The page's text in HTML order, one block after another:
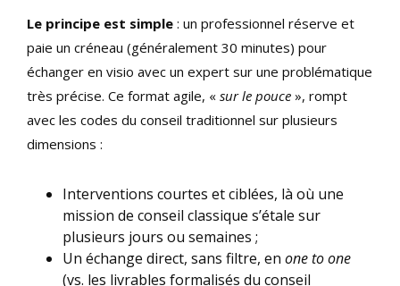
Le principe est simple : un professionnel réserve et
paie un créneau (généralement 30 minutes) pour
échanger en visio avec un expert sur une problématique
très précise. Ce format agile, « sur le pouce », rompt
avec les codes du conseil traditionnel sur plusieurs
dimensions :
Interventions courtes et ciblées, là où une
mission de conseil classique s’étale sur
plusieurs jours ou semaines ;
Un échange direct, sans filtre, en one to one
(vs. les livrables formalisés du conseil